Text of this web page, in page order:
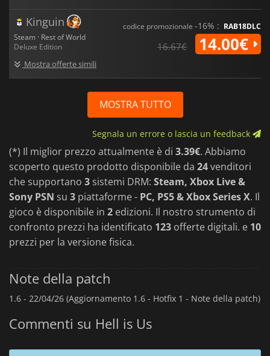
Kinguin
Steam · Rest of World
Deluxe Edition
Mostra offerte simili
codice promozionale -16% : RAB18DLC
16.67€ 14.00€
MOSTRA TUTTO
Segnala un errore o lascia un feedback
(*) Il miglior prezzo attualmente è di 3.39€. Abbiamo
scoperto questo prodotto disponibile da 24venditori
che supportano 3 sistemi DRM: Steam, Xbox Live &
Sony PSN su 3 piattaforme - PC, PS5 & Xbox Series X. Il
gioco è disponibile in 2 edizioni. Il nostro strumento di
confronto prezzi ha identificato 123 offerte digitali. e 10
prezzi per la versione fisica.
Note della patch
1.6 - 22/04/26 (Aggiornamento 1.6 - Hotfix 1 - Note della patch)
Commenti su Hell is Us